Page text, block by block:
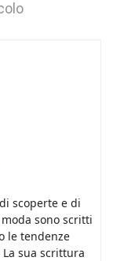
scoperte e di
sono scritti
le tendenze
sua scrittura